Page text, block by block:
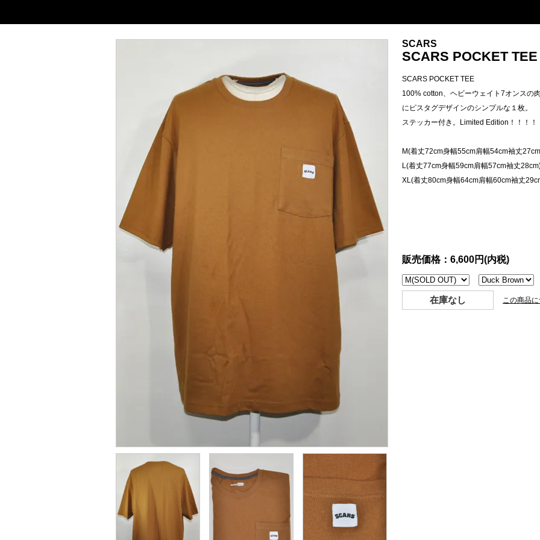
SCARS
SCARS POCKET
SCARS POCKET TEE
100% cotton、ヘビーウェイト7オンスの
にピスタグデザインのシンプルな１枚。
ステッカー付き。Limited Edition！！！！
M(着丈72cm身幅55cm肩幅54cm袖丈
L(着丈77cm身幅59cm肩幅57cm袖丈
XL(着丈80cm身幅64cm肩幅60cm袖丈
販売価格：6,600円(内税)
在庫なし この商品